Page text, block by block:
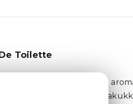
Toilette
és összetéveszthetetlen
és a fűszeres